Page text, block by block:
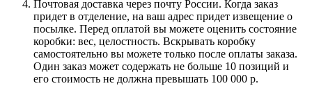
Почтовая доставка через почту России. Когда заказ
придет в отделение, на ваш адрес придет извещение о
посылке. Перед оплатой вы можете оценить состояние
коробки: вес, целостность. Вскрывать коробку
самостоятельно вы можете только после оплаты заказа.
Один заказ может содержать не больше 10 позиций и
его стоимость не должна превышать 100 000 р.